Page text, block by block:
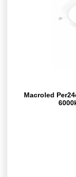
Macroled